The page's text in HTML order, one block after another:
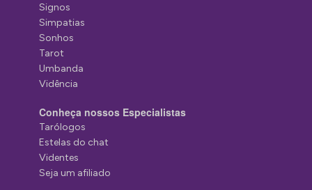
Signos
Simpatias
Sonhos
Tarot
Umbanda
Vidência
Conheça nossos Especialistas
Tarólogos
Estelas do chat
Videntes
Seja um afiliado